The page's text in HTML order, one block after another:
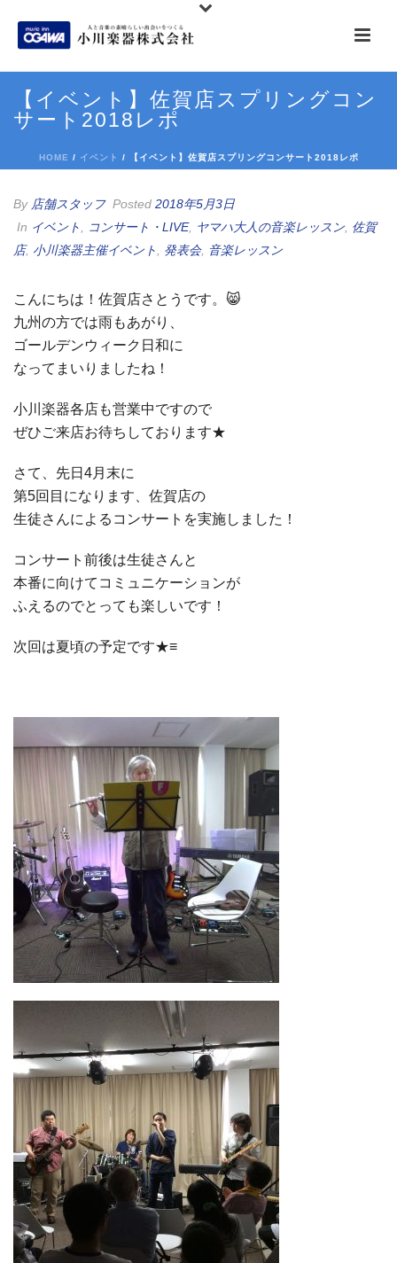
【イベント】佐賀店スプリングコン
サート2018レポ
HOME / イベント / 【イベント】佐賀店スプリングコンサート2018レポ
By 店舗スタッフ Posted 2018年5月3日
In イベント コンサート・LIVE, ヤマハ大人の音楽レッスン 佐賀
店, 小川楽器主催イベント 発表会, 音楽レッスン
こんにちは！佐賀店さとうです。😸
九州の方では雨もあがり、
ゴールデンウィーク日和に
なってまいりましたね！
小川楽器各店も営業中ですので
ぜひご来店お待ちしております★
さて、先日4月末に
第5回目になります、佐賀店の
生徒さんによるコンサートを実施しました！
コンサート前後は生徒さんと
本番に向けてコミュニケーションが
ふえるのでとっても楽しいです！
次回は夏頃の予定です★≡